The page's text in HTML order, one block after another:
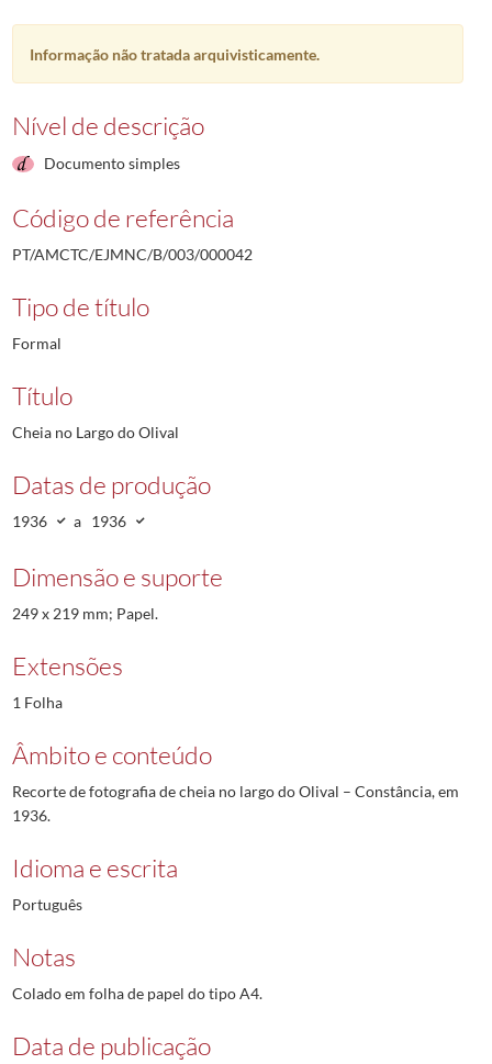
Informação não tratada arquivisticamente.
Nível de descrição
Documento simples
Código de referência
PT/AMCTC/EJMNC/B/003/000042
Tipo de título
Formal
Título
Cheia no Largo do Olival
Datas de produção
1936 a 1936
Dimensão e suporte
249 x 219 mm; Papel.
Extensões
1 Folha
Âmbito e conteúdo
Recorte de fotografia de cheia no largo do Olival – Constância, em
1936.
Idioma e escrita
Português
Notas
Colado em folha de papel do tipo A4.
Data de publicação